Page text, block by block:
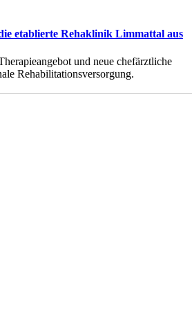
etablierte Rehaklinik Limmattal aus
und neue chefärztliche
Rehabilitationsversorgung.